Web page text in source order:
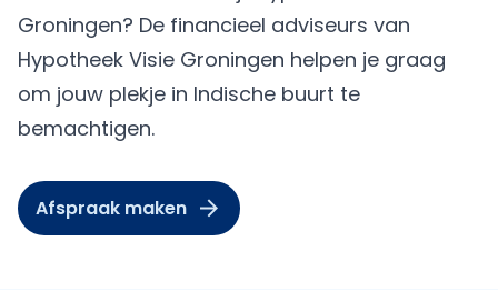
Groningen? De financieel adviseurs van
Hypotheek Visie Groningen helpen je graag
om jouw plekje in Indische buurt te
bemachtigen.
Afspraak maken